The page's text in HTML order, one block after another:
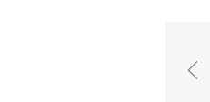
稿